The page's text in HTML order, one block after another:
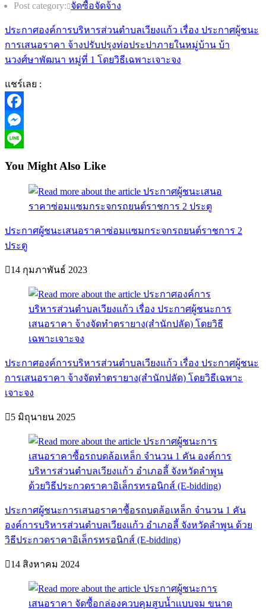
Post category: จัดซื้อจัดจ้าง
ประกาศองค์การบริหารส่วนตำบลเวียงแก้ว เรื่อง ประกาศผู้ชนะ
การเสนอราคา จ้างปรับปรุงท่อประปาภายในหมู่บ้าน บ้า
นวงศ์ษาพัฒนา หมู่ที่ 1 โดยวิธีเฉพาะเจาะจง
แชร์เลย :
Facebook
Messenger
You Might Also Like
ประกาศผู้ชนะเสนอราคาซ่อมแซมกระจกรถยนต์ราชการ 2
ประตู
14 กุมภาพันธ์ 2023
ประกาศองค์การบริหารส่วนตำบลเวียงแก้ว เรื่อง ประกาศผู้ชนะ
การเสนอราคา จ้างจัดทำตรายาง(สำนักปลัด) โดยวิธีเฉพาะ
เจาะจง
5 มิถุนายน 2025
ประกาศผู้ชนะการเสนอราคาซื้อรถบดล้อเหล็ก จำนวน 1 คัน
องค์การบริหารส่วนตำบลเวียงแก้ว อำเภอลี้ จังหวัดลำพูน ด้วย
วิธีประกวดราคาอิเล็กรทรอนิกส์ (E-bidding)
14 สิงหาคม 2024